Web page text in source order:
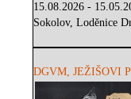
15.08.2026 -
Sokolov, Loděnice
DGVM, JEŽIŠOVI